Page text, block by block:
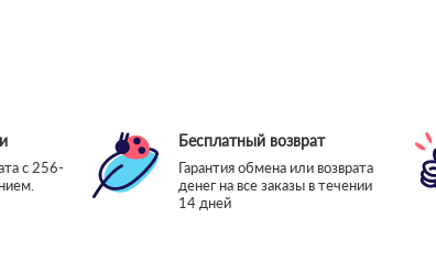
с 256-
Бесплатный возврат
Гарантия обмена или возврата
денег на все заказы в течении
14 дней